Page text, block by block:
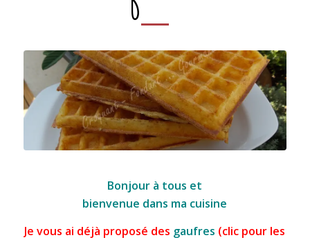
Bonjour à tous et
bienvenue dans ma cuisine
Je vous ai déjà proposé des gaufres (clic pour les